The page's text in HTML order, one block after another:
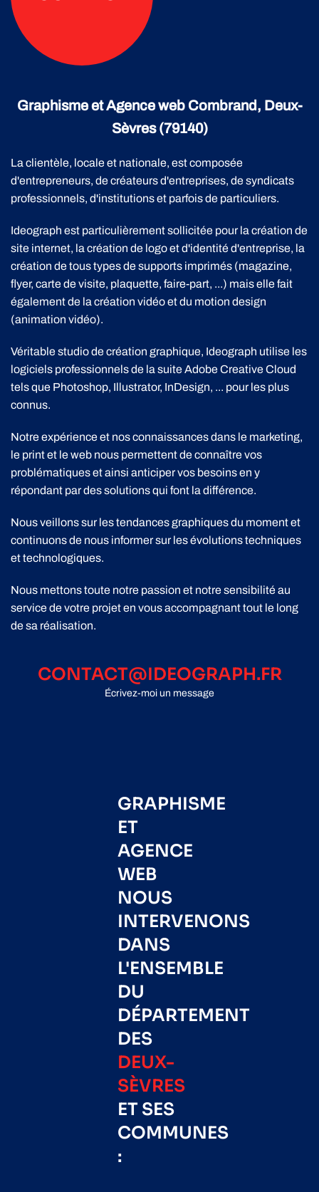
Graphisme et Agence web Combrand, Deux-
Sèvres (79140)
La clientèle, locale et nationale, est composée
d'entrepreneurs, de créateurs d'entreprises, de syndicats
professionnels, d'institutions et parfois de particuliers.
Ideograph est particulièrement sollicitée pour la création de
site internet, la création de logo et d'identité d'entreprise, la
création de tous types de supports imprimés (magazine,
flyer, carte de visite, plaquette, faire-part, ...) mais elle fait
également de la création vidéo et du motion design
(animation vidéo).
Véritable studio de création graphique, Ideograph utilise les
logiciels professionnels de la suite Adobe Creative Cloud
tels que Photoshop, Illustrator, InDesign, ... pour les plus
connus.
Notre expérience et nos connaissances dans le marketing,
le print et le web nous permettent de connaître vos
problématiques et ainsi anticiper vos besoins en y
répondant par des solutions qui font la différence.
Nous veillons sur les tendances graphiques du moment et
continuons de nous informer sur les évolutions techniques
et technologiques.
Nous mettons toute notre passion et notre sensibilité au
service de votre projet en vous accompagnant tout le long
de sa réalisation.
CONTACT@IDEOGRAPH.FR
Écrivez-moi un message
GRAPHISME
ET
AGENCE
WEB
NOUS
INTERVENONS
DANS
L'ENSEMBLE
DU
DÉPARTEMENT
DES
DEUX-
SÈVRES
ET SES
COMMUNES
: